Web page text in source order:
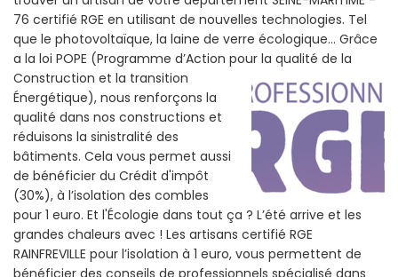
76 certifié RGE en utilisant de nouvelles technologies. Tel
que le photovoltaïque, la laine de verre écologique... Grâce
a la loi POPE (Programme d’Action pour la qualité de la
Construction et la transition
Énergétique), nous renforçons la
qualité dans nos constructions et
réduisons la sinistralité des
bâtiments. Cela vous permet aussi
de bénéficier du Crédit d'impôt
(30%), à l’isolation des combles
pour 1 euro. Et l'Écologie dans tout ça ? L’été arrive et les
grandes chaleurs avec ! Les artisans certifié RGE
RAINFREVILLE pour l’isolation à 1 euro, vous permettent de
bénéficier des conseils de professionnels spécialisé dans